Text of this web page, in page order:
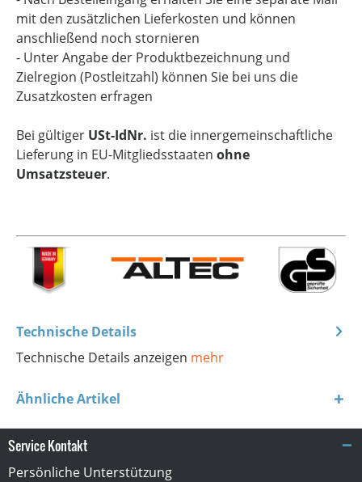
mit den zusätzlichen Lieferkosten und können
anschließend noch stornieren
- Unter Angabe der Produktbezeichnung und
Zielregion (Postleitzahl) können Sie bei uns die
Zusatzkosten erfragen
Bei gültiger USt-IdNr. ist die innergemeinschaftliche
Lieferung in EU-Mitgliedsstaaten ohne
Umsatzsteuer.
Technische Details
Technische Details anzeigen mehr
Ähnliche Artikel
Service Kontakt
Persönliche Unterstützung